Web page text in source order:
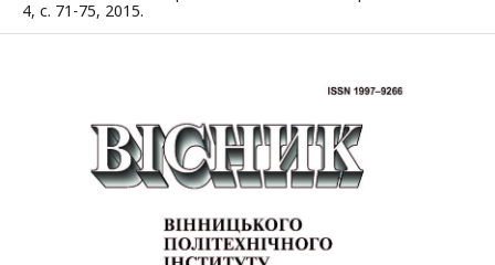
4, с. 71-75, 2015.